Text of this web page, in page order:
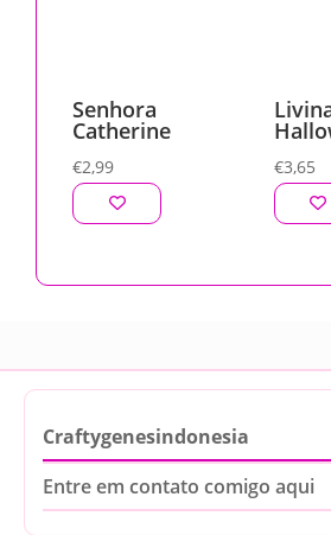
Senhora
Catherine
€2,99 €3,65
Craftygenesindonesia
Entre em contato comigo aqui